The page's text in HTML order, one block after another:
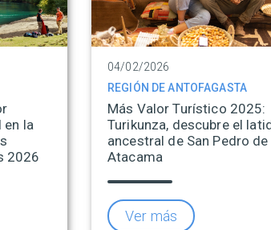
en la
2026
04/02/2026
REGIÓN DE ANTOFAGASTA
Más Valor Turístico 2025:
Turikunza, descubre el
ancestral de San Pedro de
Atacama
Ver más